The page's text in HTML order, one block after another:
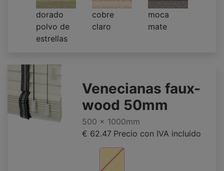
dorado
polvo de
estrellas
cobre
claro
moca
mate
Venecianas faux-
wood 50mm
500 x 1000mm
€ 62.47 Precio con IVA incluido